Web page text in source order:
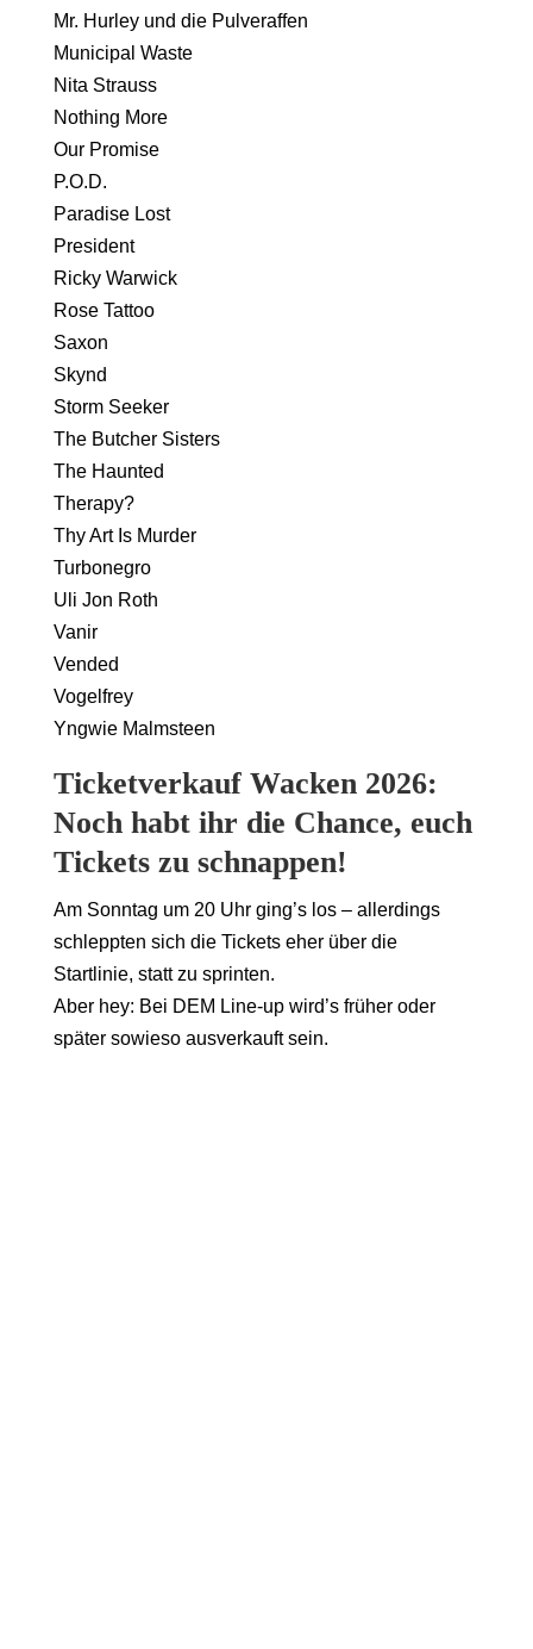
Mr. Hurley und die Pulveraffen
Municipal Waste
Nita Strauss
Nothing More
Our Promise
P.O.D.
Paradise Lost
President
Ricky Warwick
Rose Tattoo
Saxon
Skynd
Storm Seeker
The Butcher Sisters
The Haunted
Therapy?
Thy Art Is Murder
Turbonegro
Uli Jon Roth
Vanir
Vended
Vogelfrey
Yngwie Malmsteen
Ticketverkauf Wacken 2026:
Noch habt ihr die Chance, euch
Tickets zu schnappen!
Am Sonntag um 20 Uhr ging’s los – allerdings
schleppten sich die Tickets eher über die
Startlinie, statt zu sprinten.
Aber hey: Bei DEM Line-up wird’s früher oder
später sowieso ausverkauft sein.